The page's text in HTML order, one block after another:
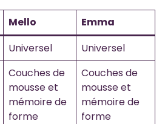
Mello
Emma
Universel
Universel
Couches de
mousse et
mémoire de
forme
Couches de
mousse et
mémoire de
forme